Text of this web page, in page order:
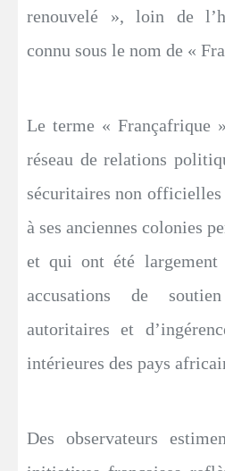
renouvelé », loin de
connu sous le nom de «
Le terme « Françafrique
réseau de relations
sécuritaires non
à ses anciennes colonies
et qui ont été largement
accusations de
autoritaires et
intérieures des pays
Des observateurs